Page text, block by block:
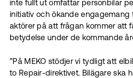
inte fullt ut omfattar personbilar
initiativ och ökande engagemang
aktörer på att frågan kommer att
betydelse under de kommande
”På MEKO stödjer vi tydligt att
to Repair-direktivet. Bilägare ska